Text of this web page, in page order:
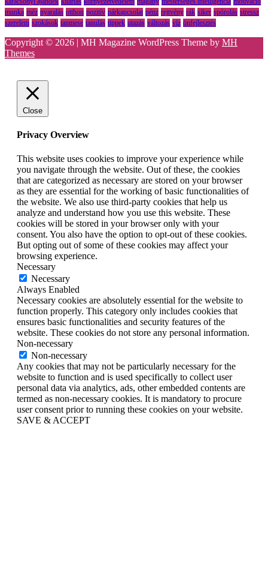
munka méz nyaralás otthon pozitív párkapcsolat pénz rejtvény rák siker spórolás stressz
szerelem szokások tanmese tanulás tippek utazás változás víz önfejlesztés
Copyright © 2026 | MH Magazine WordPress Theme by MH
Themes
Close
Privacy Overview
This website uses cookies to improve your experience while
you navigate through the website. Out of these, the cookies
that are categorized as necessary are stored on your browser
as they are essential for the working of basic functionalities of
the website. We also use third-party cookies that help us
analyze and understand how you use this website. These
cookies will be stored in your browser only with your
consent. You also have the option to opt-out of these cookies.
But opting out of some of these cookies may affect your
browsing experience.
Necessary
Necessary
Always Enabled
Necessary cookies are absolutely essential for the website to
function properly. This category only includes cookies that
ensures basic functionalities and security features of the
website. These cookies do not store any personal information.
Non-necessary
Non-necessary
Any cookies that may not be particularly necessary for the
website to function and is used specifically to collect user
personal data via analytics, ads, other embedded contents are
termed as non-necessary cookies. It is mandatory to procure
user consent prior to running these cookies on your website.
SAVE & ACCEPT